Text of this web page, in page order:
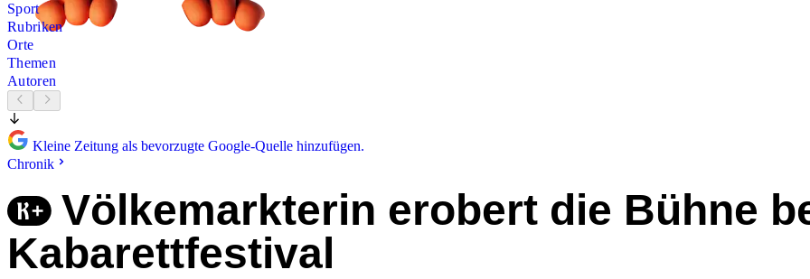
Sport
Rubriken
Orte
Themen
Autoren
Kleine Zeitung als bevorzugte Google-Quelle hinzufügen.
Chronik
Völkemarkterin erobert die Bühne
Kabarettfestival